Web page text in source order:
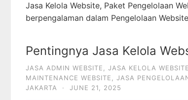
Jasa Kelola Website, Paket Pengelolaan
berpengalaman dalam Pengelolaan
Pentingnya Jasa Kelola
JASA ADMIN WEBSITE, JASA KELOLA WEBSITE
MAINTENANCE WEBSITE, JASA
JAKARTA
· JUNE 21, 2025